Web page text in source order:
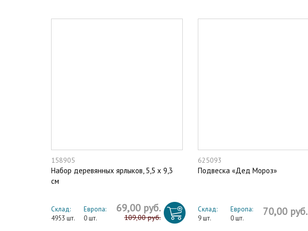
158905
Набор деревянных ярлыков, 5,5 х 9,3
см
Склад:
4953 шт.
Европа:
0 шт.
69,00 руб.
109,00 руб.
625093
Подвеска «Дед Мороз»
Склад:
9 шт.
Европа:
0 шт.
70,00 руб.